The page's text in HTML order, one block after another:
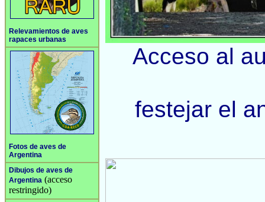
Relevamientos de aves
rapaces urbanas
Fotos de aves de
Argentina
Dibujos de aves de
Argentina (acceso
restringido)
Acceso al
festejar el